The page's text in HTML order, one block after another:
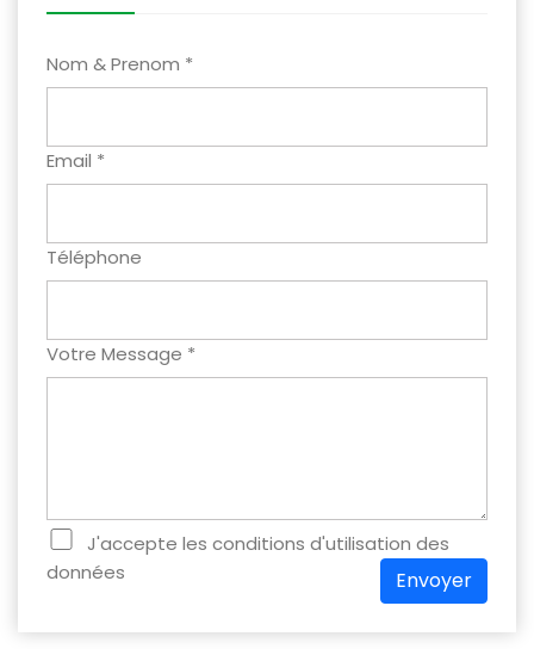
Nom & Prenom *
Email *
Téléphone
Votre Message *
J'accepte les conditions d'utilisation des
données
Envoyer